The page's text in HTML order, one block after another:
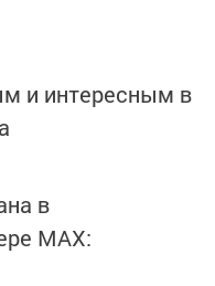
и интересным в
в
MАХ: